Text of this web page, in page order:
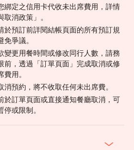
綁定之信用卡代收未出席費用，詳情
消政策」。
於預訂前詳閱結帳頁面的所有預訂規
爭議。
變更用餐時間或修改同行人數，請務
前，透過「訂單頁面」完成取消或修
用。
預約，將不收取任何未出席費。
於訂單頁面或直接通知餐廳取消，可
或限制。